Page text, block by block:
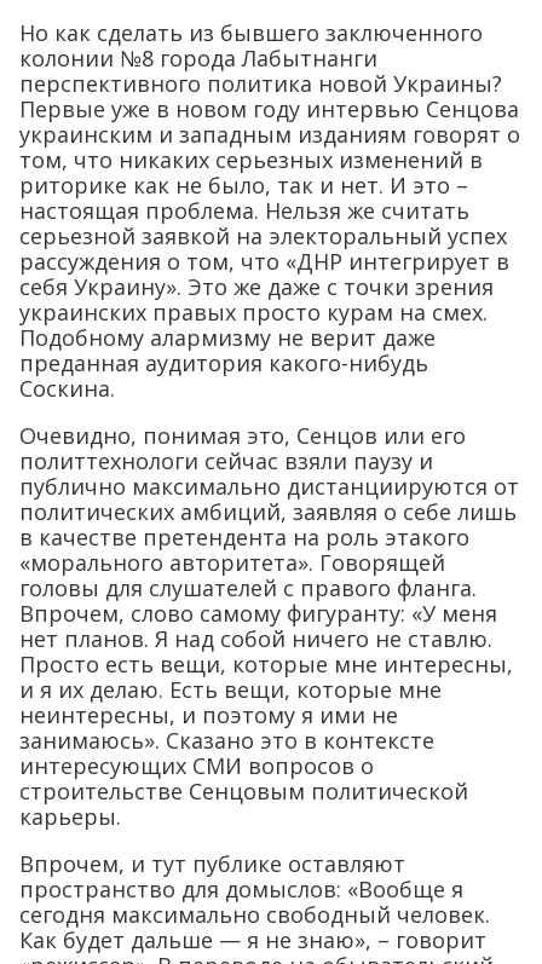
Но как сделать из бывшего заключенного
колонии №8 города Лабытнанги
перспективного политика новой Украины?
Первые уже в новом году интервью Сенцова
украинским и западным изданиям говорят о
том, что никаких серьезных изменений в
риторике как не было, так и нет. И это –
настоящая проблема. Нельзя же считать
серьезной заявкой на электоральный успех
рассуждения о том, что «ДНР интегрирует в
себя Украину». Это же даже с точки зрения
украинских правых просто курам на смех.
Подобному алармизму не верит даже
преданная аудитория какого-нибудь
Соскина.
Очевидно, понимая это, Сенцов или его
политтехнологи сейчас взяли паузу и
публично максимально дистанциируются от
политических амбиций, заявляя о себе лишь
в качестве претендента на роль этакого
«морального авторитета». Говорящей
головы для слушателей с правого фланга.
Впрочем, слово самому фигуранту: «У меня
нет планов. Я над собой ничего не ставлю.
Просто есть вещи, которые мне интересны,
и я их делаю. Есть вещи, которые мне
неинтересны, и поэтому я ими не
занимаюсь». Сказано это в контексте
интересующих СМИ вопросов о
строительстве Сенцовым политической
карьеры.
Впрочем, и тут публике оставляют
пространство для домыслов: «Вообще я
сегодня максимально свободный человек.
Как будет дальше — я не знаю», – говорит